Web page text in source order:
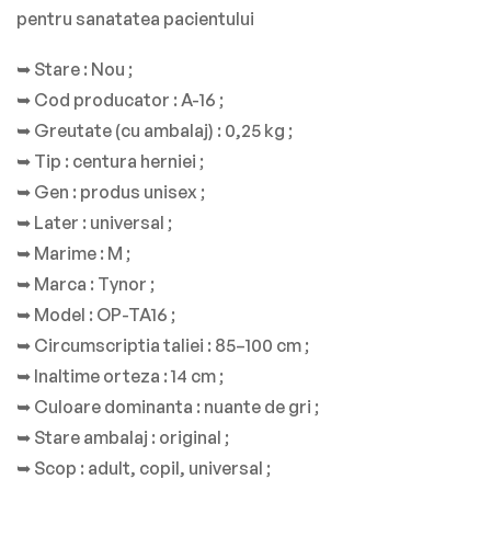
pentru sanatatea pacientului
➥ Stare : Nou ;
➥ Cod producator : A-16 ;
➥ Greutate (cu ambalaj) : 0,25 kg ;
➥ Tip : centura herniei ;
➥ Gen : produs unisex ;
➥ Later : universal ;
➥ Marime : M ;
➥ Marca : Tynor ;
➥ Model : OP-TA16 ;
➥ Circumscriptia taliei : 85–100 cm ;
➥ Inaltime orteza : 14 cm ;
➥ Culoare dominanta : nuante de gri ;
➥ Stare ambalaj : original ;
➥ Scop : adult, copil, universal ;